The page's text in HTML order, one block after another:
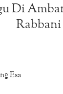
Di
Rabbani
Esa